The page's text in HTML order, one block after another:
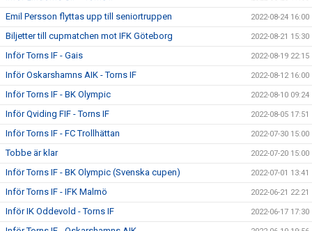
Emil Persson flyttas upp till seniortruppen 2022-08-24 16:00
Biljetter till cupmatchen mot IFK Göteborg 2022-08-21 15:30
Inför Torns IF - Gais 2022-08-19 22:15
Inför Oskarshamns AIK - Torns IF 2022-08-12 16:00
Inför Torns IF - BK Olympic 2022-08-10 09:24
Inför Qviding FIF - Torns IF 2022-08-05 17:51
Inför Torns IF - FC Trollhättan 2022-07-30 15:00
Tobbe är klar 2022-07-20 15:00
Inför Torns IF - BK Olympic (Svenska cupen) 2022-07-01 13:41
Inför Torns IF - IFK Malmö 2022-06-21 22:21
Inför IK Oddevold - Torns IF 2022-06-17 17:30